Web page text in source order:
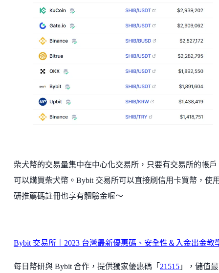
柴犬幣的交易量集中在中心化交易所，只要有交易所的帳戶
可以購買柴犬幣。Bybit 交易所可以直接刷信用卡買幣，使
研推薦碼註冊也享有體驗金喔～
Bybit 交易所｜2023 台灣最新優惠碼、安全性＆入金出金教
每日幣研與 Bybit 合作，提供獨家優惠碼「 21515 」，儲值